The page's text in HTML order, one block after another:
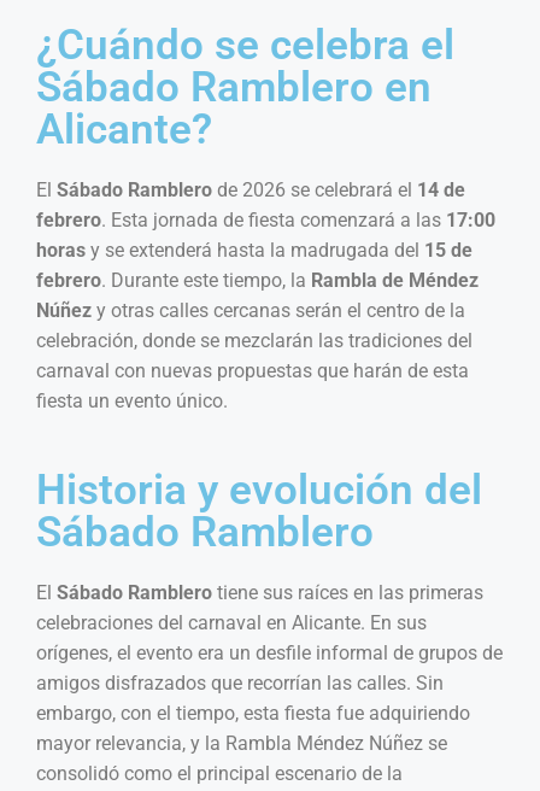
¿Cuándo se celebra el
Sábado Ramblero en
Alicante?
El Sábado Ramblero de 2026 se celebrará el 14 de
febrero. Esta jornada de fiesta comenzará a las 17:00
horas y se extenderá hasta la madrugada del 15 de
febrero. Durante este tiempo, la Rambla de Méndez
Núñez y otras calles cercanas serán el centro de la
celebración, donde se mezclarán las tradiciones del
carnaval con nuevas propuestas que harán de esta
fiesta un evento único.
Historia y evolución del
Sábado Ramblero
El Sábado Ramblero tiene sus raíces en las primeras
celebraciones del carnaval en Alicante. En sus
orígenes, el evento era un desfile informal de grupos de
amigos disfrazados que recorrían las calles. Sin
embargo, con el tiempo, esta fiesta fue adquiriendo
mayor relevancia, y la Rambla Méndez Núñez se
consolidó como el principal escenario de la